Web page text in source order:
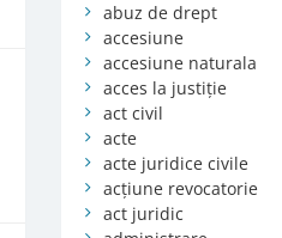
abuz de drept
accesiune
accesiune naturala
acces la justiție
act civil
acte
acte juridice civile
acțiune revocatorie
act juridic